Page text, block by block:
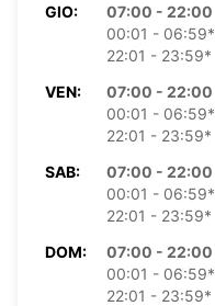
GIO:
07:00 - 22:00
00:01 - 06:59*
22:01 - 23:59*
VEN:
07:00 - 22:00
00:01 - 06:59*
22:01 - 23:59*
SAB:
07:00 - 22:00
00:01 - 06:59*
22:01 - 23:59*
DOM:
07:00 - 22:00
00:01 - 06:59*
22:01 - 23:59*